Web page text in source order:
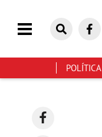
POLÍTICA